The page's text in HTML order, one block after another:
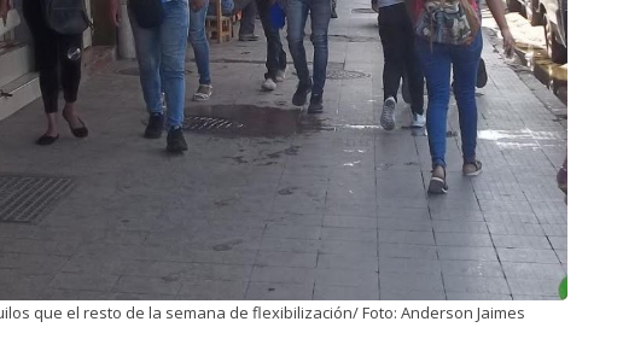
que el resto de la semana de flexibilización/ Foto: Anderson Jaimes